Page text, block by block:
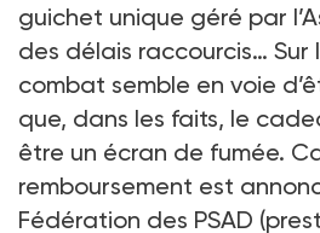
guichet unique géré par
des délais raccourcis… Sur
combat semble en voie
que, dans les faits, le
être un écran de fumée.
remboursement est
Fédération des PSAD